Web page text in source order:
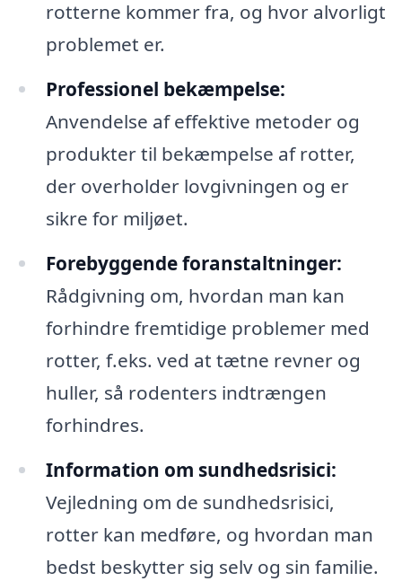
rotterne kommer fra, og hvor alvorligt
problemet er.
Professionel bekæmpelse:
Anvendelse af effektive metoder og
produkter til bekæmpelse af rotter,
der overholder lovgivningen og er
sikre for miljøet.
Forebyggende foranstaltninger:
Rådgivning om, hvordan man kan
forhindre fremtidige problemer med
rotter, f.eks. ved at tætne revner og
huller, så rodenters indtrængen
forhindres.
Information om sundhedsrisici:
Vejledning om de sundhedsrisici,
rotter kan medføre, og hvordan man
bedst beskytter sig selv og sin familie.